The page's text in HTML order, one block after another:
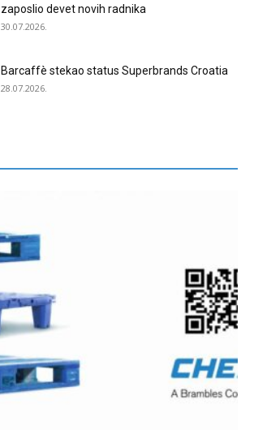
zaposlio devet novih radnika
30.07.2026.
Barcaffè stekao status Superbrands Croatia
28.07.2026.